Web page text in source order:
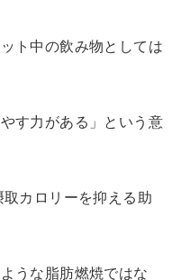
ト中の飲み物としては
す力がある」という意
カロリーを抑える助
うな脂肪燃焼ではな